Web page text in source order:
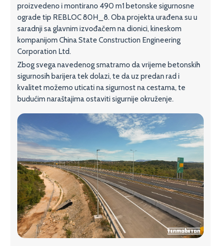
proizvedeno i montirano 490 m1 betonske sigurnosne
ograde tip REBLOC 80H_8. Oba projekta urađena su u
saradnji sa glavnim izvođačem na dionici, kineskom
kompanijom China State Construction Engineering
Corporation Ltd.
Zbog svega navedenog smatramo da vrijeme betonskih
sigurnosih barijera tek dolazi, te da uz predan rad i
kvalitet možemo uticati na sigurnost na cestama, te
budućim naraštajima ostaviti sigurnije okruženje.